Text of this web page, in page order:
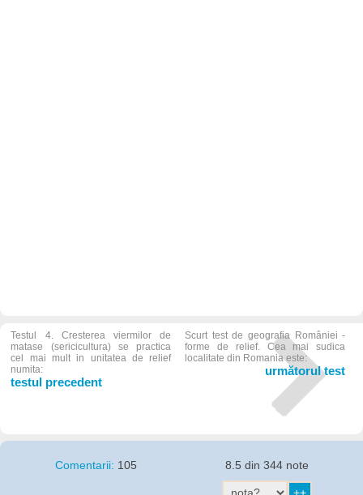
Testul 4. Cresterea viermilor de
matase (sericicultura) se practica
cel mai mult in unitatea de relief
numita:
testul precedent
Scurt test de geografia României -
forme de relief. Cea mai sudica
localitate din Romania este:
următorul test
Comentarii: 105 8.5 din 344 note